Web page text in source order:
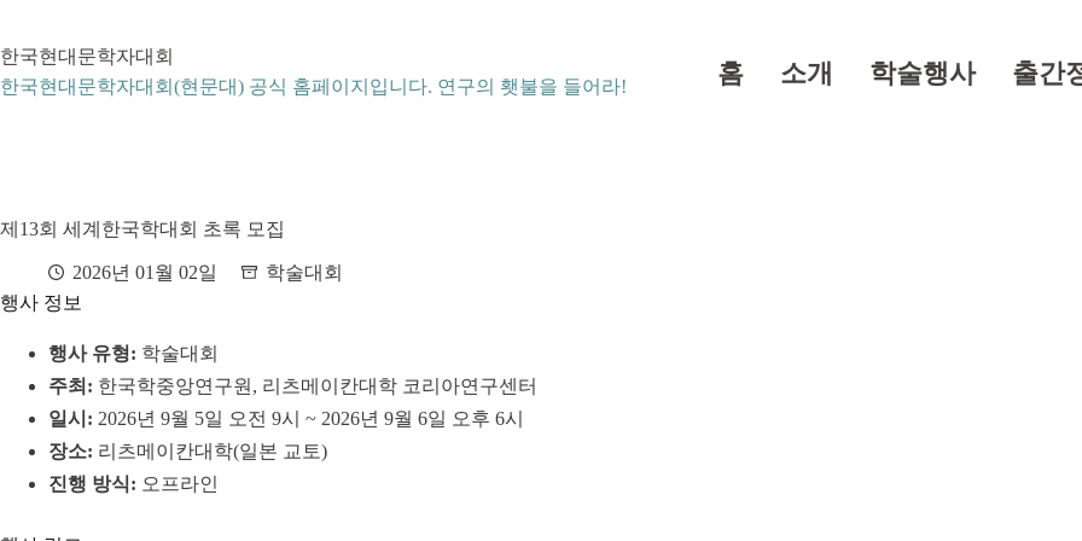
으
로
한국현대문학자대회
한국현대문학자대회(현문대) 공식 홈페이지입니다. 연구의 횃불을 들어라!
홈 소개 학술행사 출간
제13회 세계한국학대회 초록 모집
2026년 01월 02일
학술대회
행사 정보
행사 유형: 학술대회
주최: 한국학중앙연구원, 리츠메이칸대학 코리아연구센터
일시: 2026년 9월 5일 오전 9시 ~ 2026년 9월 6일 오후 6시
장소: 리츠메이칸대학(일본 교토)
진행 방식: 오프라인